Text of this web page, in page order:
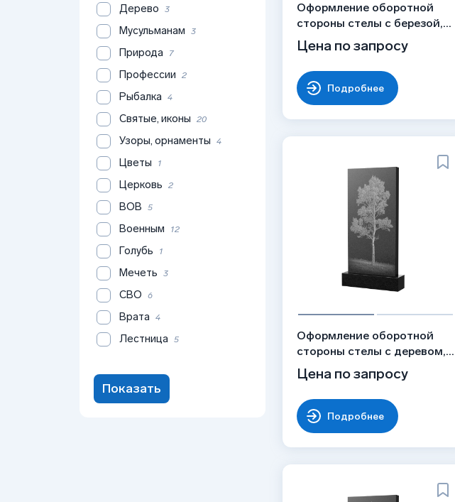
Дерево 3
Мусульманам 3
Природа 7
Профессии 2
Рыбалка 4
Святые, иконы 20
Узоры, орнаменты 4
Цветы 1
Церковь 2
ВОВ 5
Военным 12
Голубь 1
Мечеть 3
СВО 6
Врата 4
Лестница 5
Показать
Оформление оборотной
стороны стелы с березой,
рисунок ОБ-055
Цена по запросу
Подробнее
Оформление оборотной
стороны стелы с деревом,
рисунок ОБ-053
Цена по запросу
Подробнее